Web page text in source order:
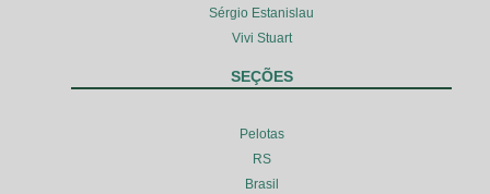
Sérgio Estanislau
Vivi Stuart
SEÇÕES
Pelotas
RS
Brasil